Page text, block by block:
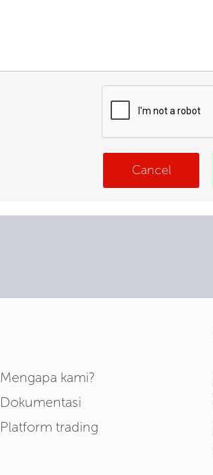
Cancel
Mengapa kami?
Dokumentasi
Platform trading